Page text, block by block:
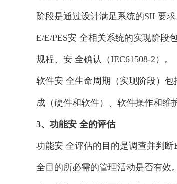
阶段是通过设计满足系统的SIL要
E/E/PES安 全相关系统的实现阶段
规程、安 全确认（IEC61508-2）。
软件安 全生命周期（实现阶段）
成（硬件和软件）、软件操作和维
3、功能安 全的评估
功能安 全评估的目的是调查并判
全目的所必需的管理活动是否有效